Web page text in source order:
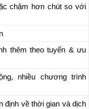
chậm hơn chút so với
thêm theo tuyến & ưu
nhiều chương trình
định về thời gian và dịch